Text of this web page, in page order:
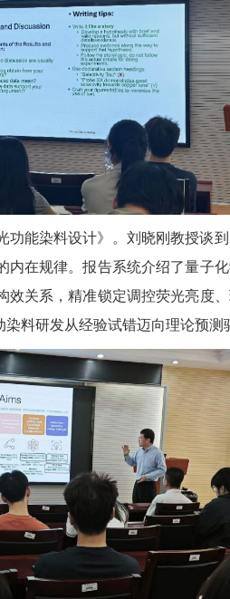
能染料设计》。刘晓刚教授谈
在规律。报告系统介绍了量子
关系，精准锁定调控荧光亮度
料研发从经验试错迈向理论预测